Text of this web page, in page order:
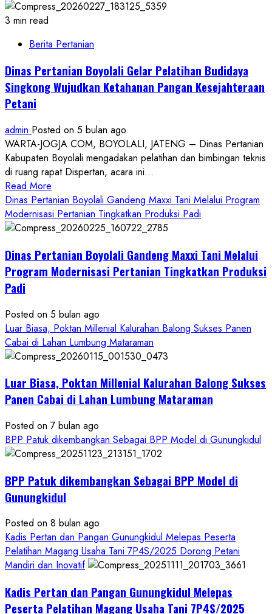
3 min read
Berita Pertanian
Dinas Pertanian Boyolali Gelar Pelatihan Budidaya
Singkong Wujudkan Ketahanan Pangan Kesejahteraan
Petani
admin Posted on 5 bulan ago
WARTA-JOGJA.COM, BOYOLALI, JATENG – Dinas Pertanian
Kabupaten Boyolali mengadakan pelatihan dan bimbingan teknis
di ruang rapat Dispertan, acara ini...
Read More
more
about
Dinas
Boyolali
Gelar
Singkong
Wujudkan
Ketahanan
Pangan
Petani
Dinas Pertanian Boyolali Gandeng Maxxi Tani Melalui Program
Modernisasi Pertanian Tingkatkan Produksi Padi
Dinas Pertanian Boyolali Gandeng Maxxi Tani Melalui
Program Modernisasi Pertanian Tingkatkan Produksi
Padi
Posted on 5 bulan ago
Luar Biasa, Poktan Millenial Kalurahan Balong Sukses Panen
Cabai di Lahan Lumbung Mataraman
Luar Biasa, Poktan Millenial Kalurahan Balong Sukses
Panen Cabai di Lahan Lumbung Mataraman
Posted on 7 bulan ago
BPP Patuk dikembangkan Sebagai BPP Model di Gunungkidul
BPP Patuk dikembangkan Sebagai BPP Model di
Gunungkidul
Posted on 8 bulan ago
Kadis Pertan dan Pangan Gunungkidul Melepas Peserta
Pelatihan Magang Usaha Tani 7P4S/2025 Dorong Petani
Mandiri dan Inovatif
Kadis Pertan dan Pangan Gunungkidul Melepas
Peserta Pelatihan Magang Usaha Tani 7P4S/2025